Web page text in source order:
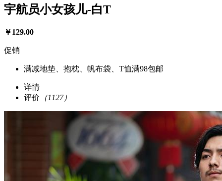
宇航员小女孩儿-白T
￥129.00
促销
满减地垫、抱枕、帆布袋、T恤满98包邮
详情
评价 （1127）